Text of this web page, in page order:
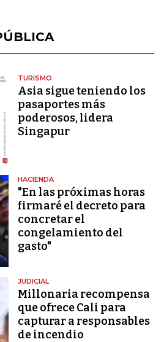
TURISMO
Asia sigue teniendo los
pasaportes más
poderosos, lidera
Singapur
HACIENDA
"En las próximas horas
firmaré el decreto para
concretar el
congelamiento del
gasto"
JUDICIAL
Millonaria recompensa
que ofrece Cali para
capturar a responsables
de incendio